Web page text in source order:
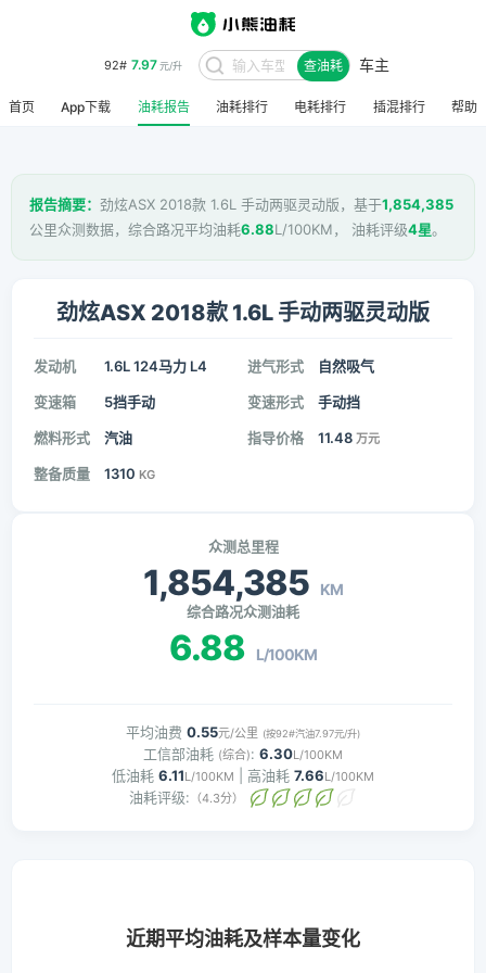
92# 7.97元/升 查油耗 车主
首页 App下载 油耗报告 油耗排行 电耗排行 插混排行 帮助
报告摘要： 劲炫ASX 2018款 1.6L 手动两驱灵动版，基于1,854,385
公里众测数据，综合路况平均油耗6.88L/100KM， 油耗评级4星。
劲炫ASX 2018款 1.6L 手动两驱灵动版
发动机 1.6L 124马力 L4 进气形式 自然吸气
变速箱 5挡手动 变速形式 手动挡
燃料形式 汽油 指导价格 11.48 万元
整备质量 1310 KG
众测总里程
1,854,385 KM
综合路况众测油耗
6.88 L/100KM
平均油费 0.55元/公里 (按92#汽油7.97元/升)
工信部油耗 (综合): 6.30L/100KM
低油耗 6.11L/100KM | 高油耗 7.66L/100KM
油耗评级: （4.3分）